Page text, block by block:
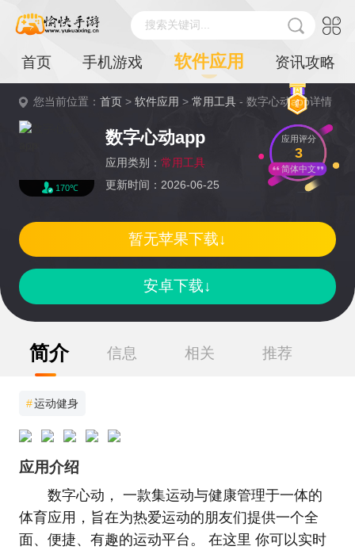
搜索关键词...
首页 手机游戏 软件应用 资讯攻略
您当前位置：首页 >软件应用 >常用工具 - 数字心动app详情
170℃
数字心动app
应用类别： 常用工具
更新时间：2026-06-25
应用评分
3
简体中文
安卓下载↓
暂无苹果下载↓
简介 信息 相关 推荐
#运动健身
应用介绍
数字心动， 一款集运动与健康管理于一体的
体育应用，旨在为热爱运动的朋友们提供一个全
面、便捷、有趣的运动平台。 在这里 你可以实时